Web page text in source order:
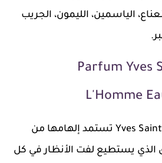
الياسمين، الليمون، الجريب
Parfum Yves
L'Homme
عناصر Yves Saint Laurent تستمد إلهامها من
الذي يستطيع لفت الأنظار في كل